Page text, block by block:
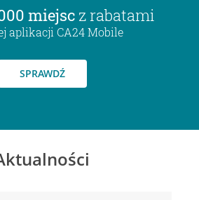
miejsc z rabatami
aplikacji CA24 Mobile
SPRAWDŹ